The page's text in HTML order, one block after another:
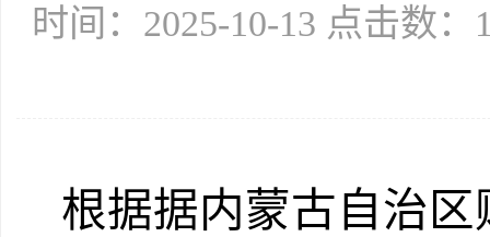
时间：2025-10-13 点击数：
根据据内蒙古自治区